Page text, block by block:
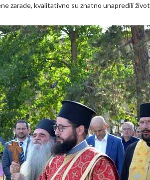
zarade, kvalitativno su znatno unapredili život